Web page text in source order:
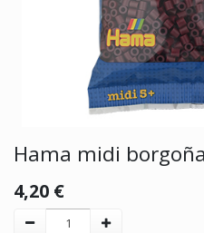
Hama midi
4,20 €